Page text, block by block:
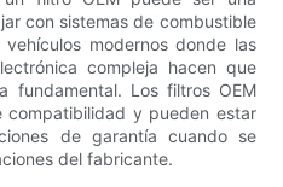
con sistemas de combustible
modernos donde las
compleja hacen que
fundamental. Los filtros OEM
compatibilidad y pueden estar
de garantía cuando se
del fabricante.